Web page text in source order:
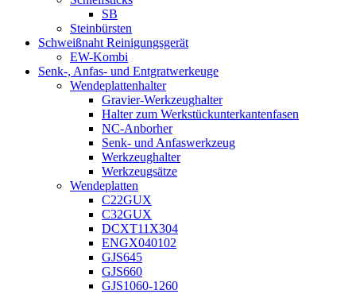
SB
Steinbürsten
Schweißnaht Reinigungsgerät
EW-Kombi
Senk-, Anfas- und Entgratwerkeuge
Wendeplattenhalter
Gravier-Werkzeughalter
Halter zum Werkstückunterkantenfasen
NC-Anborher
Senk- und Anfaswerkzeug
Werkzeughalter
Werkzeugsätze
Wendeplatten
C22GUX
C32GUX
DCXT11X304
ENGX040102
GJS645
GJS660
GJS1060-1260